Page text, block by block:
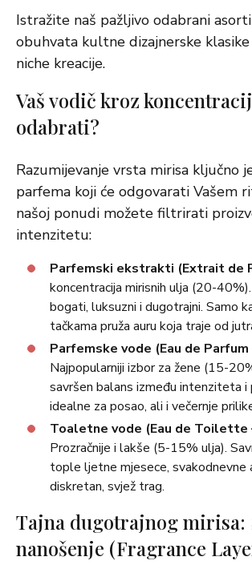
Istražite naš pažljivo odabrani
obuhvata kultne dizajnerske
niche kreacije.
Vaš vodič kroz
odabrati?
Razumijevanje vrsta mirisa ključno
parfema koji će odgovarati Vašem
našoj ponudi možete filtrirati
intenzitetu:
Parfemski ekstrakti (Extrait de
koncentracija mirisnih ulja (20-
bogati, luksuzni i dugotrajni. Samo
tačkama pruža auru koja traje od
Parfemske vode (Eau de Parfum
Najpopularniji izbor za žene (15-
savršen balans između intenziteta
idealne za posao, ali i večernje
Toaletne vode (Eau de Toilette
Prozračnije i lakše (5-15% ulja).
tople ljetne mjesece, svakodnevne
diskretan, svjež trag.
Tajna dugotrajnog mirisa:
nanošenje (Fragrance